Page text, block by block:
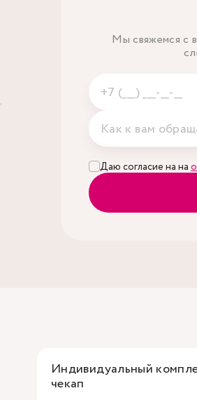
Anti-HBe, (кач.)
ДНК Neisseria gonorrhoeae,
ДНК Mycoplasma hominis,
Мы свяжемся с
Даю согласие на на
Индивидуальный
чекап